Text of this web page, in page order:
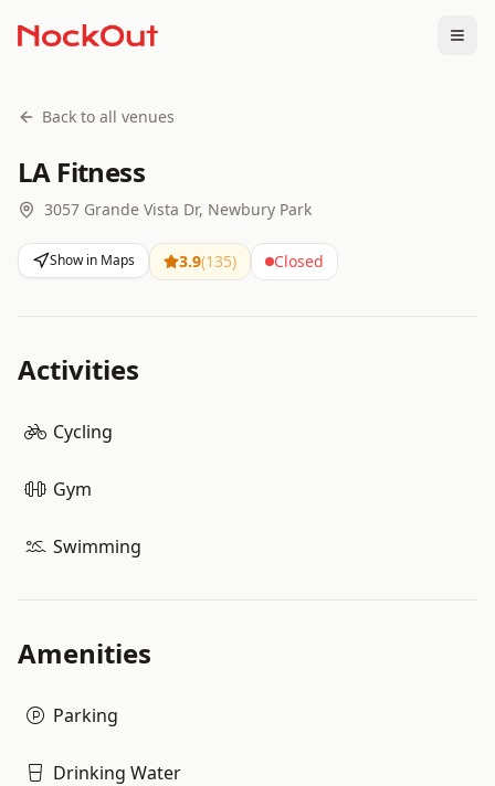
Back to all venues
LA Fitness
3057 Grande Vista Dr, Newbury Park
Show in Maps 3.9(135) Closed
Activities
Cycling
Gym
Swimming
Amenities
Parking
Drinking Water